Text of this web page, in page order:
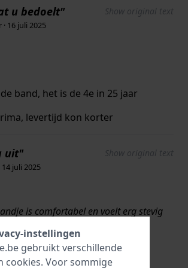
u bedoelt" Show original text
16 juli 2025
band, het is de 4e in 25 jaar
levertijd kon korter
uit" Show original text
juli 2025
is comfortabel en voelt erg stevig
horloge is er ook mooier door.
er mooi uitzien.
instellingen
gebruikt verschillende
cookies. Voor sommige